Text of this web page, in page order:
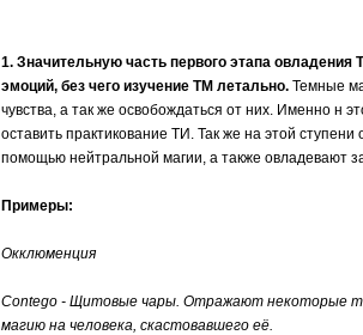
1. Значительную часть первого этапа овладения
эмоций, без чего изучение ТМ летально. Темные
чувства, а так же освобождаться от них. Именно н
оставить практикование ТИ. Так же на этой
помощью нейтральной магии, а также овладевают
Примеры:
Окклюменция
Contego - Щитовые чары. Отражают некоторые
магию на человека, скастовавшего её.